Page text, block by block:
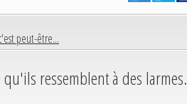
peut-être...
ressemblent à des larmes.